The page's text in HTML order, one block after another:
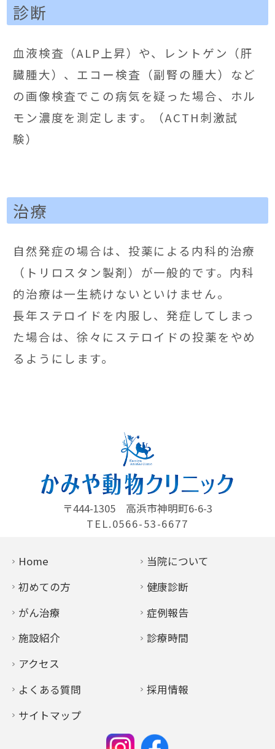
診断
血液検査（ALP上昇）や、レントゲン（肝
臓腫大）、エコー検査（副腎の腫大）など
の画像検査でこの病気を疑った場合、ホル
モン濃度を測定します。（ACTH刺激試
験）
治療
自然発症の場合は、投薬による内科的治療
（トリロスタン製剤）が一般的です。内科
的治療は一生続けないといけません。
長年ステロイドを内服し、発症してしまっ
た場合は、徐々にステロイドの投薬をやめ
るようにします。
〒444-1305
高浜市神明町6-6-3
TEL.0566-53-6677
Home
当院について
初めての方
健康診断
がん治療
症例報告
施設紹介
診療時間
アクセス
よくある質問
採用情報
サイトマップ